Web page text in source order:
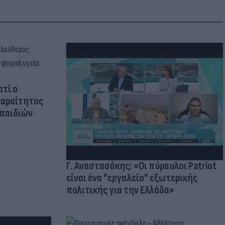
ο
Γ. Αναστασάκης: «Οι πύραυλοι Patriot
είναι ένα "εργαλείο" εξωτερικής
πολιτικής για την Ελλάδα»